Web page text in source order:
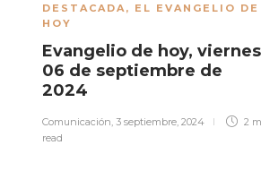
DESTACADA , EL EVANGELIO DE
HOY
Evangelio de hoy, viernes
06 de septiembre de
2024
Comunicación 3 septiembre, 2024
2
read